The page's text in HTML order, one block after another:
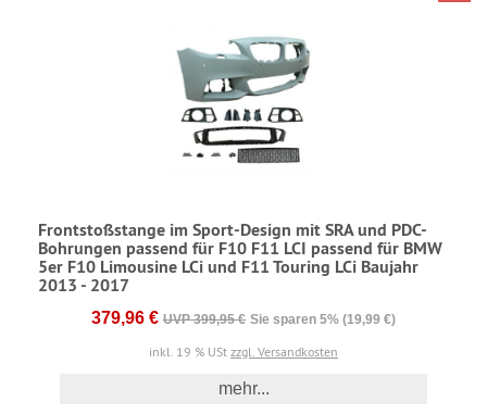
Frontstoßstange im Sport-Design mit SRA und PDC-
Bohrungen passend für F10 F11 LCI passend für BMW
5er F10 Limousine LCi und F11 Touring LCi Baujahr
2013 - 2017
379,96 € UVP 399,95 € Sie sparen 5% (19,99 €)
inkl. 19 % USt zzgl. Versandkosten
mehr...